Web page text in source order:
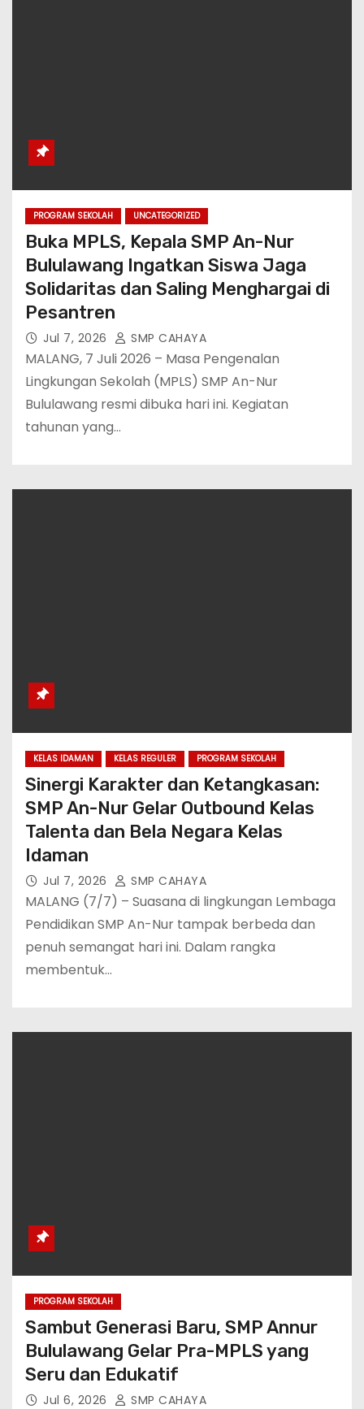
PROGRAM SEKOLAH UNCATEGORIZED
Buka MPLS, Kepala SMP An-Nur
Bululawang Ingatkan Siswa Jaga
Solidaritas dan Saling Menghargai di
Pesantren
Jul 7, 2026 SMP CAHAYA
MALANG, 7 Juli 2026 – Masa Pengenalan
Lingkungan Sekolah (MPLS) SMP An-Nur
Bululawang resmi dibuka hari ini. Kegiatan
tahunan yang…
KELAS IDAMAN KELAS REGULER PROGRAM SEKOLAH
Sinergi Karakter dan Ketangkasan:
SMP An-Nur Gelar Outbound Kelas
Talenta dan Bela Negara Kelas
Idaman
Jul 7, 2026 SMP CAHAYA
MALANG (7/7) – Suasana di lingkungan Lembaga
Pendidikan SMP An-Nur tampak berbeda dan
penuh semangat hari ini. Dalam rangka
membentuk…
PROGRAM SEKOLAH
Sambut Generasi Baru, SMP Annur
Bululawang Gelar Pra-MPLS yang
Seru dan Edukatif
Jul 6, 2026 SMP CAHAYA